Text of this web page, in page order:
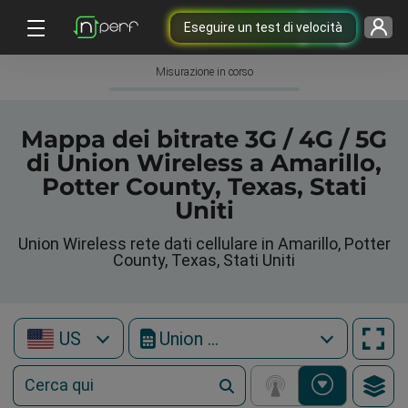
Eseguire un test di velocità
Misurazione in corso
Mappa dei bitrate 3G / 4G / 5G
di Union Wireless a Amarillo,
Potter County, Texas, Stati
Uniti
Union Wireless rete dati cellulare in Amarillo, Potter
County, Texas, Stati Uniti
US Union Wireless